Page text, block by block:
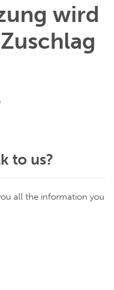
wird
to us?
all the information you